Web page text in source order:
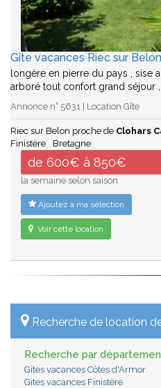
Gîte vacances Riec sur
longère en pierre du pays , sise
arboré tout confort grand séjour ,…
Annonce n° 5631 | Location Gîte
Riec sur Belon proche de Clohars
Finistère
Bretagne
de 600€ à 850€
la semaine selon saison
Ajoutez à ma sélection
Voir cette location
Recherche de location
Recherche par
Gites vacances Côtes d'Armor
Gites vacances Finistère